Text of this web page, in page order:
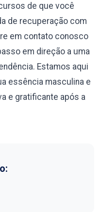
de que você
de recuperação com
em contato conosco
em direção a uma
Estamos aqui
essência masculina e
e gratificante após a